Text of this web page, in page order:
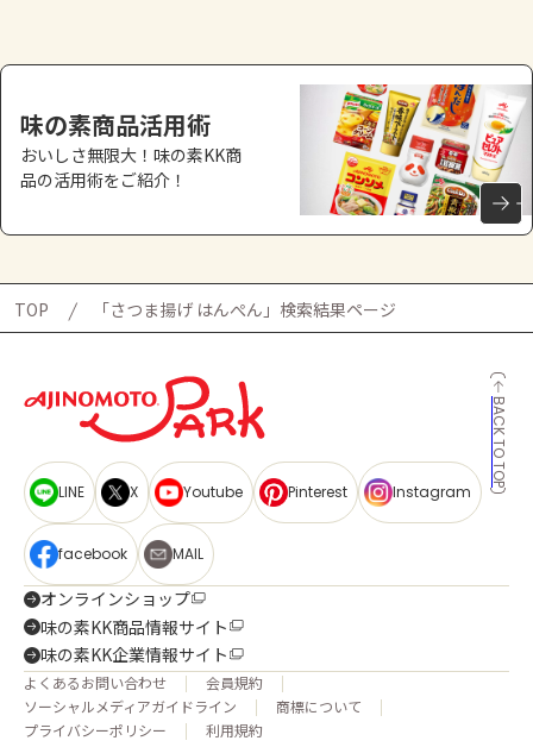
味の素商品活用術
おいしさ無限大！味の素KK商
品の活用術をご紹介！
TOP 「さつま揚げ はんぺん」検索結果ページ
BACK TO TOP
LINE X Youtube Pinterest Instagram
facebook MAIL
オンラインショップ
味の素KK商品情報サイト
味の素KK企業情報サイト
よくあるお問い合わせ
会員規約
ソーシャルメディアガイドライン
商標について
プライバシーポリシー
利用規約